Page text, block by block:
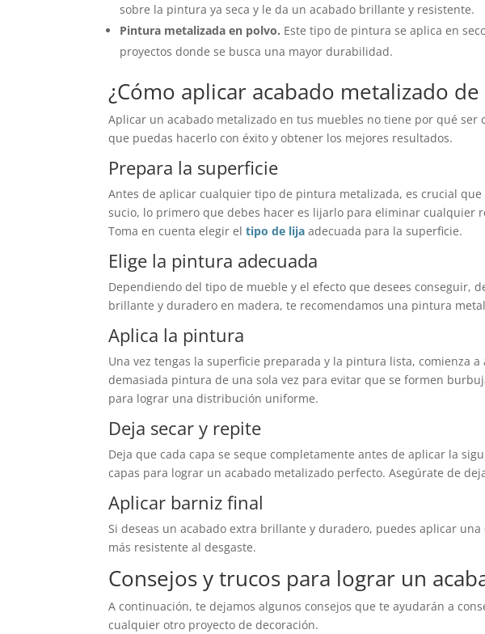
sobre la pintura ya seca y le da un acabado brillante y resistente.
Pintura metalizada en polvo. Este tipo de pintura se aplica en
proyectos donde se busca una mayor durabilidad.
¿Cómo aplicar acabado metalizado
Aplicar un acabado metalizado en tus muebles no tiene por qué
que puedas hacerlo con éxito y obtener los mejores resultados.
Prepara la superficie
Antes de aplicar cualquier tipo de pintura metalizada, es crucial
sucio, lo primero que debes hacer es lijarlo para eliminar cualquier
Toma en cuenta elegir eltipo de lija adecuada para la superficie.
Elige la pintura adecuada
Dependiendo del tipo de mueble y el efecto que desees conseguir,
brillante y duradero en madera, te recomendamos una pintura
Aplica la pintura
Una vez tengas la superficie preparada y la pintura lista, comienza
demasiada pintura de una sola vez para evitar que se formen
para lograr una distribución uniforme.
Deja secar y repite
Deja que cada capa se seque completamente antes de aplicar la
capas para lograr un acabado metalizado perfecto. Asegúrate de
Aplicar barniz final
Si deseas un acabado extra brillante y duradero, puedes aplicar
más resistente al desgaste.
Consejos y trucos para lograr un
A continuación, te dejamos algunos consejos que te ayudarán a
cualquier otro proyecto de decoración.